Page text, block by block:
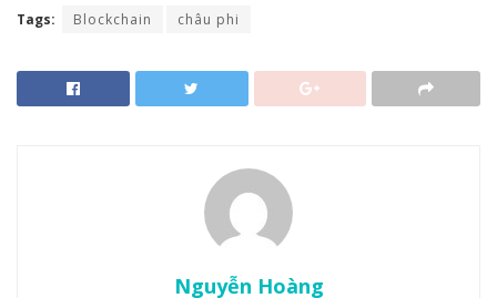
Tags: Blockchain châu phi
Nguyễn Hoàng